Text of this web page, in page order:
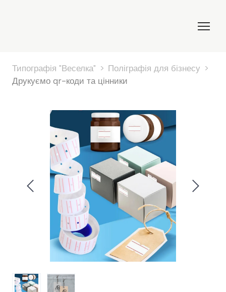
Типографія "Веселка"
Поліграфія для бізнесу
Друкуємо qr-коди та цінники